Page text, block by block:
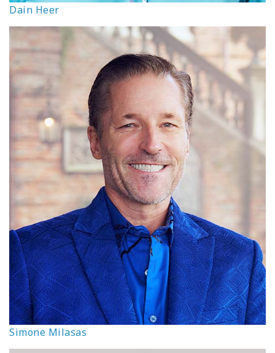
Dain Heer
Simone Milasas